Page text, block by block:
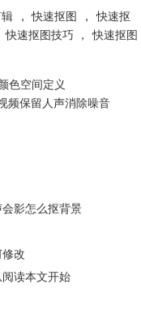
轨道中添加背景素材，即
图后的人物添加在视频
， 快速抠图 ，
快速抠
快速抠图技巧 ，
快速抠图
色空间定义
频保留人声消除噪音
影怎么抠背景
改
读本文开始